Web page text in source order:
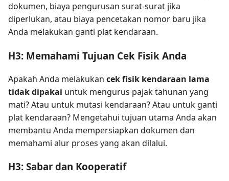
dokumen, biaya pengurusan surat-surat jika
diperlukan, atau biaya pencetakan nomor baru jika
Anda melakukan ganti plat kendaraan.
H3: Memahami Tujuan Cek Fisik Anda
Apakah Anda melakukan cek fisik kendaraan lama
tidak dipakai untuk mengurus pajak tahunan yang
mati? Atau untuk mutasi kendaraan? Atau untuk ganti
plat kendaraan? Mengetahui tujuan utama Anda akan
membantu Anda mempersiapkan dokumen dan
memahami alur proses yang akan dilalui.
H3: Sabar dan Kooperatif